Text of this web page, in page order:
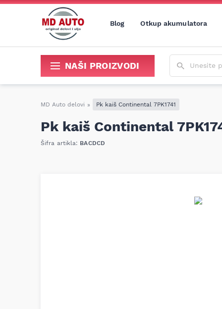
Blog Otkup akumulatora
NAŠI PROIZVODI
MD Auto delovi » Pk kaiš Continental 7PK1741
Pk kaiš Continental
Šifra artikla: BACDCD